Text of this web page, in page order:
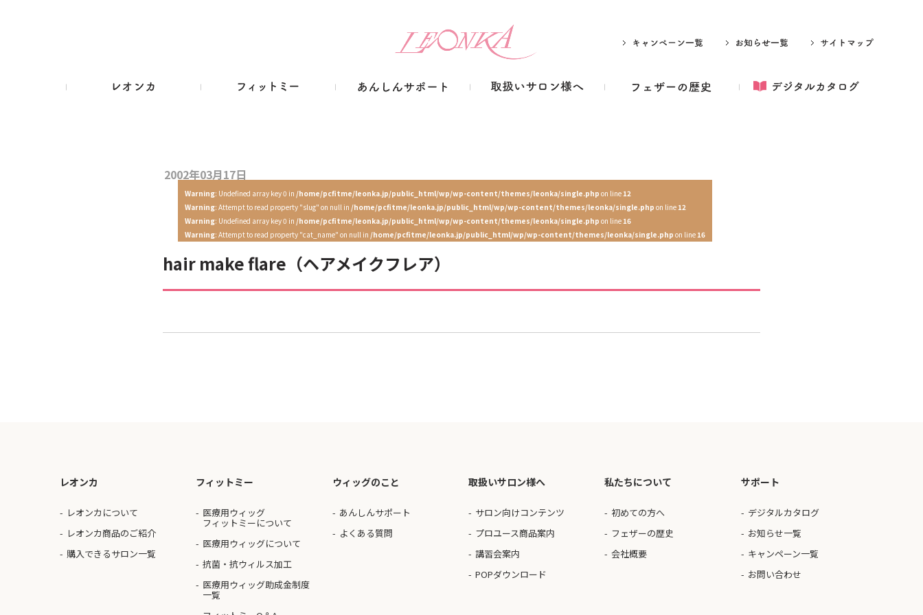
2002年03月17日
Warning: Undefined array key 0 in /home/pcfitme/leonka.jp/public_html/wp/wp-content/themes/leonka/single.php on line12
Warning: Attempt to read property "slug" on null in /home/pcfitme/leonka.jp/public_html/wp/wp-content/themes/leonka/single.php on line12
Warning: Undefined array key 0 in /home/pcfitme/leonka.jp/public_html/wp/wp-content/themes/leonka/single.php on line16
Warning: Attempt to read property "cat_name" on null in /home/pcfitme/leonka.jp/public_html/wp/wp-content/themes/leonka/single.php on line16
hair make flare（ヘアメイクフレア）
レオンカ
レオンカについて
レオンカ商品のご紹介
購入できるサロン一覧
フィットミー
医療用ウィッグ
フィットミーについて
医療用ウィッグについて
抗菌・抗ウィルス加工
医療用ウィッグ助成金制度
一覧
ウィッグのこと
あんしんサポート
よくある質問
取扱いサロン様へ
サロン向けコンテンツ
プロユース商品案内
講習会案内
POPダウンロード
私たちについて
初めての方へ
フェザーの歴史
会社概要
サポート
デジタルカタログ
お知らせ一覧
キャンペーン一覧
お問い合わせ